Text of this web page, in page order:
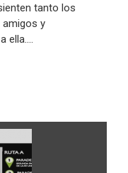
tanto los
y
ella.…